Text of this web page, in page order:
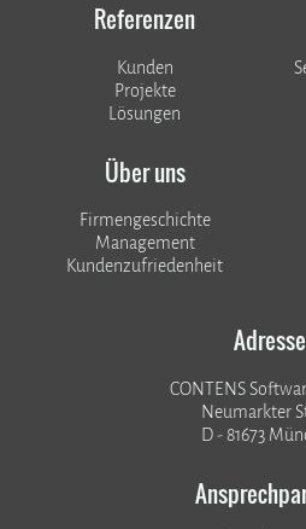
Referenzen
Kunden
​​​​​​​Projekte
Lösungen
Über uns
Firmengeschichte
Management
Kundenzufriedenheit
Adresse
CONTENS
Neumarkter
D - 81673